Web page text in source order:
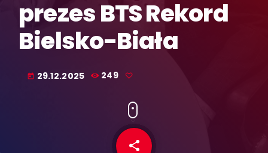
prezes BTS Rekord
Bielsko-Biała
today 29.12.2025 249
share
email